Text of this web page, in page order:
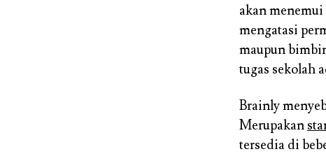
akan
mengatasi
maupun
tugas sekolah
Brainly
Merupakan
tersedia di